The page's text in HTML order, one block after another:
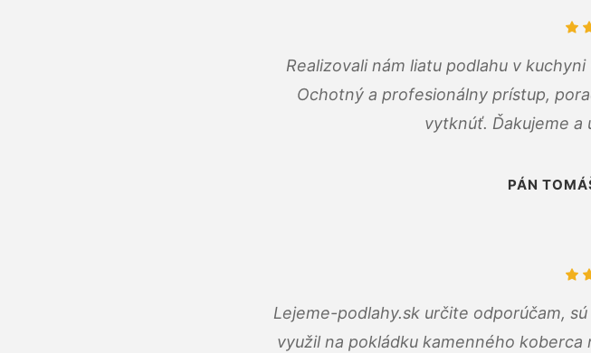
Realizovali nám liatu podlahu v
Ochotný a profesionálny prístup,
vytknúť. Ďakujeme a
PÁN
Lejeme-podlahy.sk určite odporúčam,
využil na pokládku kamenného